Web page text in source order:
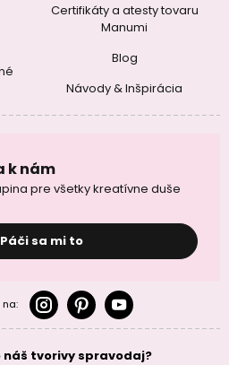
Certifikáty a atesty tovaru
Manumi
Blog
Návody & Inšpirácia
k nám
pre všetky kreatívne duše
Páči sa mi to
náš tvorivy spravodaj?